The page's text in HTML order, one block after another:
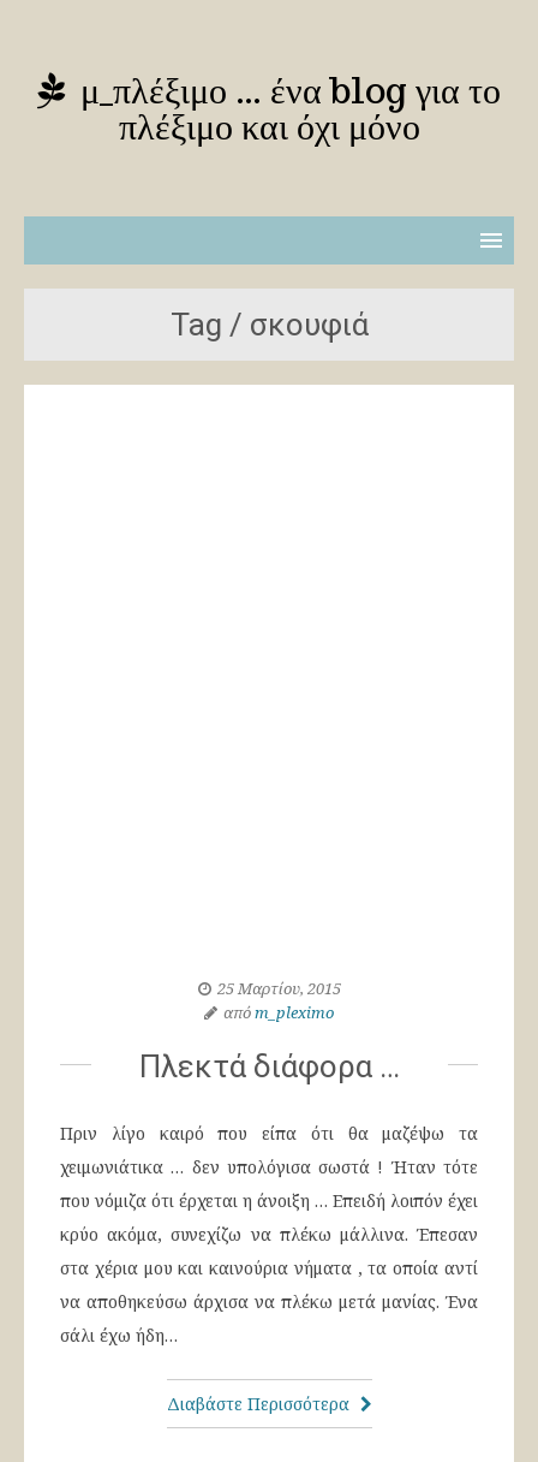
μ_πλέξιμο … ένα blog για το
πλέξιμο και όχι μόνο
Tag / σκουφιά
25 Μαρτίου, 2015
απόm_pleximo
Πλεκτά διάφορα …
Πριν λίγο καιρό που είπα ότι θα μαζέψω τα
χειμωνιάτικα … δεν υπολόγισα σωστά ! Ήταν τότε
που νόμιζα ότι έρχεται η άνοιξη … Επειδή λοιπόν έχει
κρύο ακόμα, συνεχίζω να πλέκω μάλλινα. Έπεσαν
στα χέρια μου και καινούρια νήματα , τα οποία αντί
να αποθηκεύσω άρχισα να πλέκω μετά μανίας. Ένα
σάλι έχω ήδη…
Διαβάστε Περισσότερα